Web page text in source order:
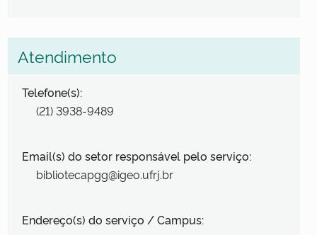
Atendimento
Telefone(s):
(21) 3938-9489
Email(s) do setor responsável pelo serviço:
bibliotecapgg@igeo.ufrj.br
Endereço(s) do serviço / Campus: